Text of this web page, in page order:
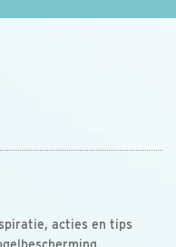
acties en tips